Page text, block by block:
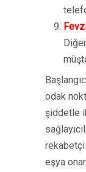
odak
şiddetle
eşya